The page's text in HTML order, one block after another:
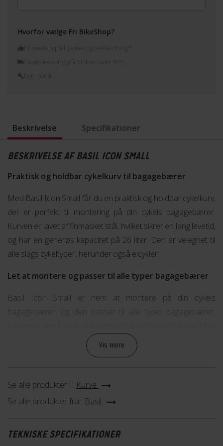
Hvorfor vælge Fri BikeShop?
Prismatch på hjelme og beklædning*
Beskrivelse Specifikationer
BESKRIVELSE AF BASIL ICON SMALL
Praktisk og holdbar cykelkurv til bagagebærer
Med Basil Icon Small får du en praktisk og holdbar cykelkurv,
der er perfekt til montering på din cykels bagagebærer.
Kurven er lavet af finmasket stål, hvilket sikrer en lang levetid,
og har en generøs kapacitet på 26 liter. Den er velegnet til
alle slags cykeltyper, herunder også elcykler.
Let at montere og passer til alle typer bagagebærer
Basil Icon Small er nem at montere på din cykels
bagagebærer, og den passer til alle typer bagagebærer,
Så uanset hvilken type cykel du har, kan du nemt og hurtigt få
monteret denne praktiske cykelkurv.
Med en bredde på 29 cm, længde på 39 cm og højde på 24
er ideel til indkøbsturen, skoletasken eller bare til at have din
Vis mere
Se alle produkter i : Kurve
Se alle produkter fra : Basil
TEKNISKE SPECIFIKATIONER